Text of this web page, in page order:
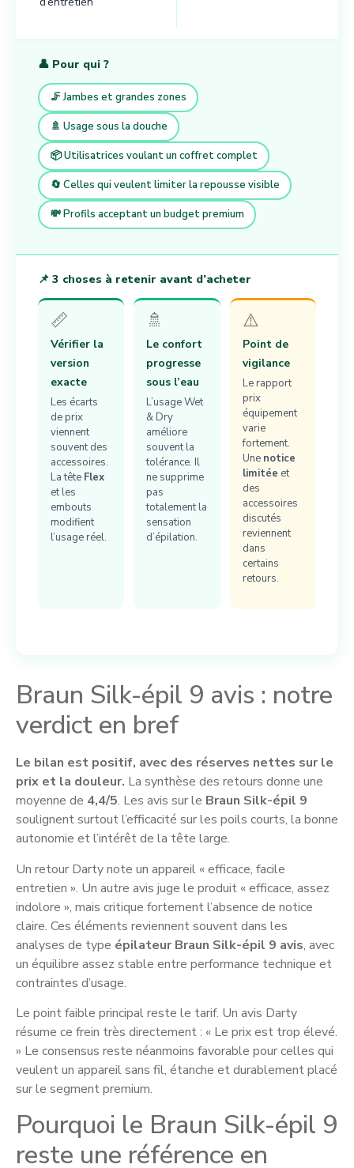
👤 Pour qui ?
🦵 Jambes et grandes zones
🚿 Usage sous la douche
📦 Utilisatrices voulant un coffret complet
🔄 Celles qui veulent limiter la repousse visible
💸 Profils acceptant un budget premium
📌 3 choses à retenir avant d’acheter
📏
Vérifier la
version
exacte
Les écarts
de prix
viennent
souvent des
accessoires.
La tête Flex
et les
embouts
modifient
l’usage réel.
🚿
Le confort
progresse
sous l’eau
L’usage Wet
& Dry
améliore
souvent la
tolérance. Il
ne supprime
pas
totalement la
sensation
d’épilation.
⚠️
Point de
vigilance
Le rapport
prix
équipement
varie
fortement.
Une notice
limitée et
des
accessoires
discutés
reviennent
dans
certains
retours.
Braun Silk-épil 9 avis : notre
verdict en bref
Le bilan est positif, avec des réserves nettes sur le
prix et la douleur. La synthèse des retours donne une
moyenne de 4,4/5. Les avis sur le Braun Silk-épil 9
soulignent surtout l’efficacité sur les poils courts, la bonne
autonomie et l’intérêt de la tête large.
Un retour Darty note un appareil « efficace, facile
entretien ». Un autre avis juge le produit « efficace, assez
indolore », mais critique fortement l’absence de notice
claire. Ces éléments reviennent souvent dans les
analyses de type épilateur Braun Silk-épil 9 avis, avec
un équilibre assez stable entre performance technique et
contraintes d’usage.
Le point faible principal reste le tarif. Un avis Darty
résume ce frein très directement : « Le prix est trop élevé.
» Le consensus reste néanmoins favorable pour celles qui
veulent un appareil sans fil, étanche et durablement placé
sur le segment premium.
Pourquoi le Braun Silk-épil 9
reste une référence en